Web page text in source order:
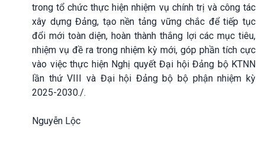
trong tổ chức thực hiện nhiệm vụ chính trị và công tác
xây dựng Đảng, tạo nền tảng vững chắc để tiếp tục
đổi mới toàn diện, hoàn thành thắng lợi các mục tiêu,
nhiệm vụ đề ra trong nhiệm kỳ mới, góp phần tích cực
vào việc thực hiện Nghị quyết Đại hội Đảng bộ KTNN
lần thứ VIII và Đại hội Đảng bộ bộ phận nhiệm kỳ
2025-2030./.
Nguyễn Lộc